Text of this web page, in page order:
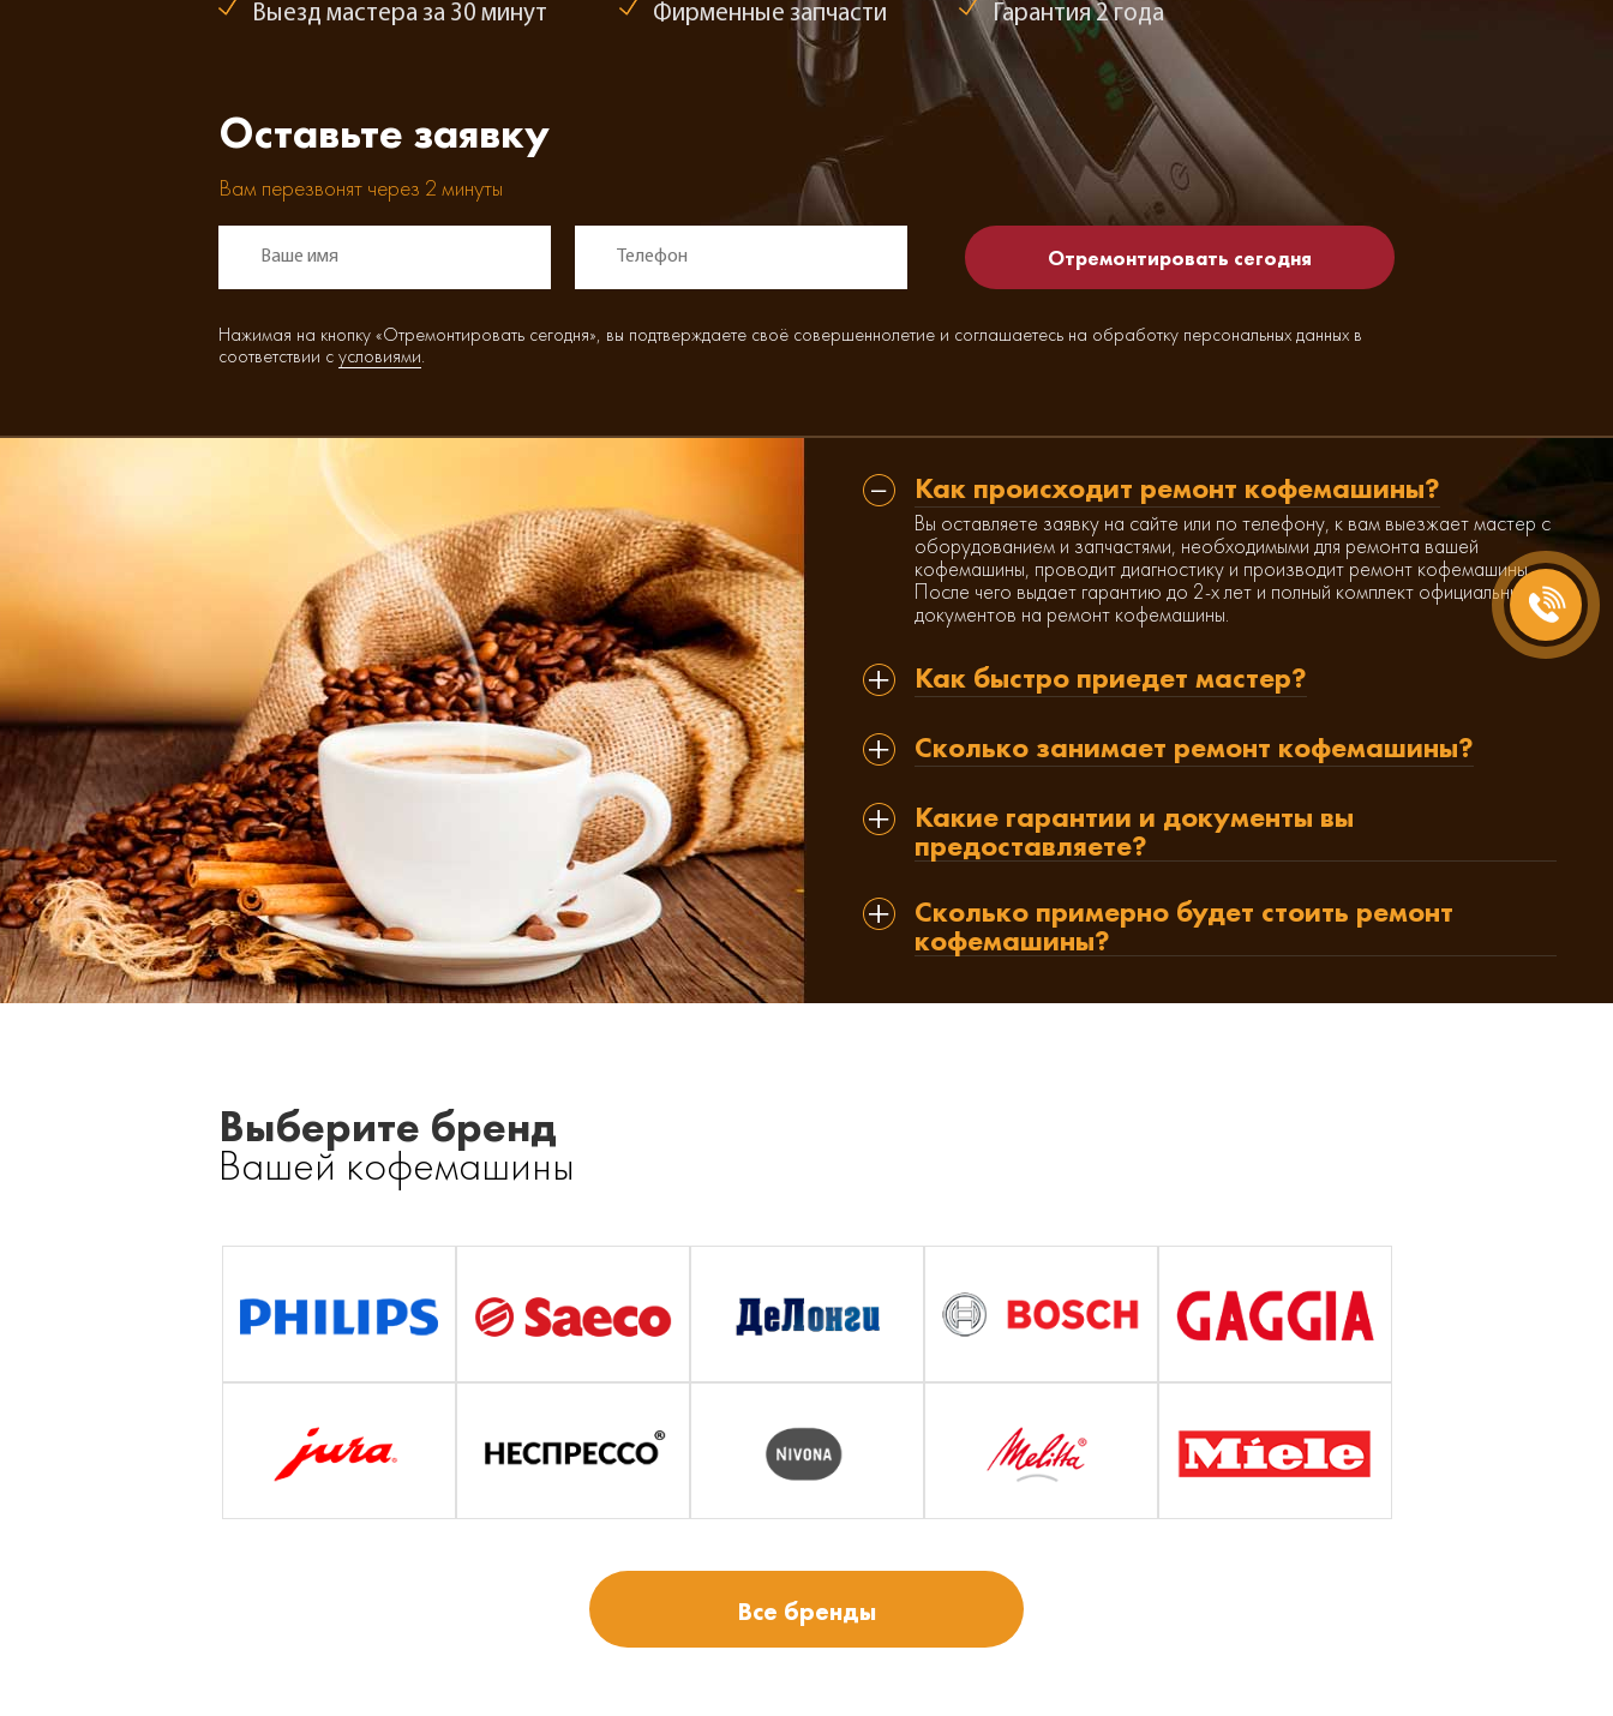
Выезд мастера за 30 минут Фирменные запчасти Гарантия 2 года
Оставьте заявку
Вам перезвонят через 2 минуты
Нажимая на кнопку «Отремонтировать сегодня», вы подтверждаете своё совершеннолетие и соглашаетесь на обработку персональных данных в
соответствии с условиями.
Как происходит ремонт кофемашины?
Вы оставляете заявку на сайте или по телефону, к вам выезжает мастер с
оборудованием и запчастями, необходимыми для ремонта вашей
кофемашины, проводит диагностику и производит ремонт кофемашины,
После чего выдает гарантию до 2-х лет и полный комплект официальных
документов на ремонт кофемашины.
Как быстро приедет мастер?
Сколько занимает ремонт кофемашины?
Какие гарантии и документы вы
предоставляете?
Сколько примерно будет стоить ремонт
кофемашины?
Выберите бренд
Вашей кофемашины
Все бренды